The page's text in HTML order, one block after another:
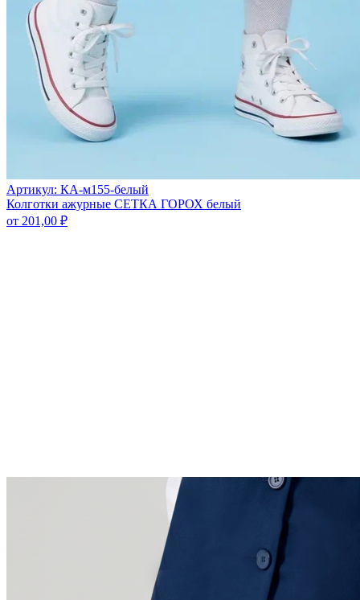
Артикул: КА-м155-белый
Колготки ажурные СЕТКА ГОРОХ белый
от 201,00 ₽